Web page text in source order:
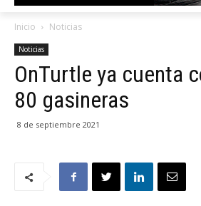
Inicio Noticias
Noticias
OnTurtle ya cuenta
80 gasineras
8 de septiembre 2021